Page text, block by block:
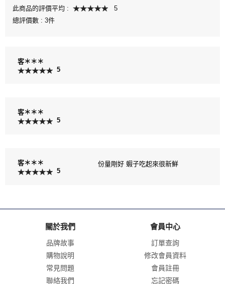
此商品的評價平均 :
5
總評價數 : 3件
客＊＊＊
5
客＊＊＊
5
客＊＊＊
5
份量剛好 蝦子吃起來很新鮮
關於我們
品牌故事
購物說明
常見問題
聯絡我們
會員中心
訂單查詢
修改會員資料
會員註冊
忘記密碼